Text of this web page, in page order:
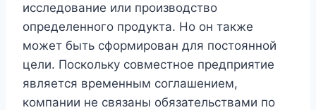
исследование или производство
определенного продукта. Но он также
может быть сформирован для постоянной
цели. Поскольку совместное предприятие
является временным соглашением,
компании не связаны обязательствами по